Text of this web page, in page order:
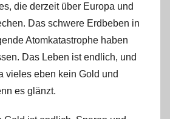
n
L
a
r
a
W
die derzeit über Europa und
Das schwere Erdbeben in
Atomkatastrophe haben
Das Leben ist endlich, und
vieles eben kein Gold und
es glänzt.